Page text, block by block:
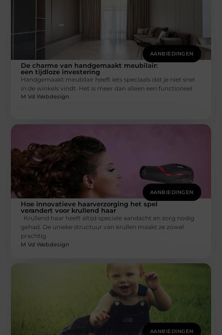
AANBIEDINGEN
De charme van handgemaakt meubilair:
een tijdloze investering
Handgemaakt meubilair heeft iets speciaals dat je niet snel
in de winkels vindt. Het is meer dan alleen een functioneel
M Vd Webdesign
AANBIEDINGEN
Hoe innovatieve haarverzorging het spel
verandert voor krullend haar
Krullend haar heeft altijd speciale aandacht en zorg nodig
gehad. De unieke structuur van krullen maakt ze zowel
prachtig
M Vd Webdesign
AANBIEDINGEN